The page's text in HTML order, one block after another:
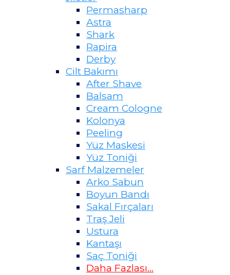
Permasharp
Astra
Shark
Rapira
Derby
Cilt Bakımı
After Shave
Balsam
Cream Cologne
Kolonya
Peeling
Yüz Maskesi
Yüz Toniği
Sarf Malzemeler
Arko Sabun
Boyun Bandı
Sakal Fırçaları
Traş Jeli
Ustura
Kantaşı
Saç Toniği
Daha Fazlası...